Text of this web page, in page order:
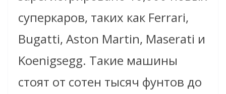
суперкаров, таких как Ferrari,
Bugatti, Aston Martin, Maserati и
Koenigsegg. Такие машины
стоят от сотен тысяч фунтов до